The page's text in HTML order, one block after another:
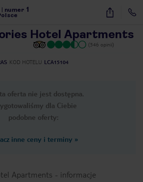
numer 1 27
Hotel Apartments
(546 opinii)
KOD HOTELU LCA15104
oferta nie jest dostępna.
dla Ciebie
podobne oferty:
inne ceny i terminy »
Apartments - informacje